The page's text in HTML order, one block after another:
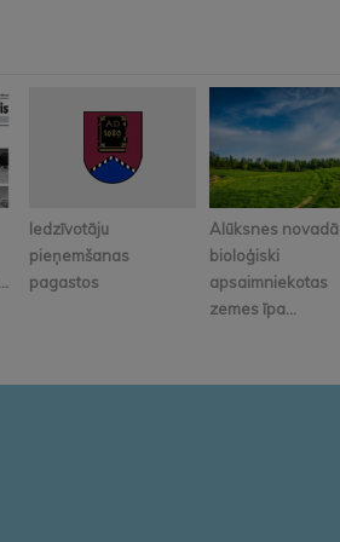
Iedzīvotāju
pieņemšanas
pagastos
Alūksnes novadā
bioloģiski
apsaimniekotas
zemes īpa...